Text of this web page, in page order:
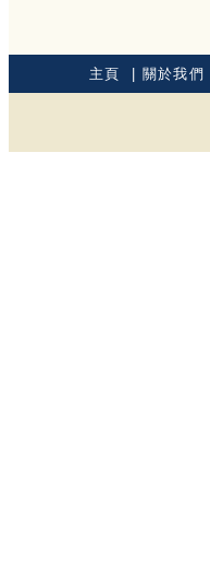
主頁 關於我們